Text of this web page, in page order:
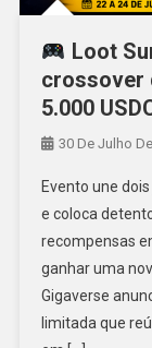
Loot
crossover
5.000
30 De Julho
Evento une
e coloca
recompensas
ganhar uma
Gigaverse
limitada que